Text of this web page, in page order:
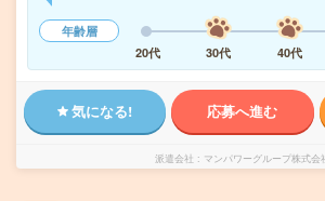
年齢層
20代
30代 40代
気になる! 応募へ進む
派遣会社 マンパワーグループ株式会